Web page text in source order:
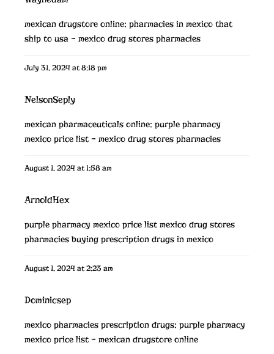
mexican drugstore online: pharmacies in mexico that
ship to usa – mexico drug stores pharmacies
July 31, 2024 at 8:18 pm
NelsonSeply
mexican pharmaceuticals online: purple pharmacy
mexico price list – mexico drug stores pharmacies
August 1, 2024 at 1:58 am
ArnoldHex
purple pharmacy mexico price list mexico drug stores
pharmaciesbuying prescription drugs in mexico
August 1, 2024 at 2:23 am
Dominicsep
mexico pharmacies prescription drugs: purple pharmacy
mexico price list – mexican drugstore online